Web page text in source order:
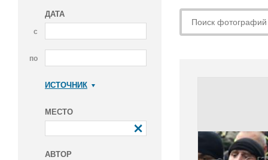
ДАТА
с
по
ИСТОЧНИК
МЕСТО
АВТОР